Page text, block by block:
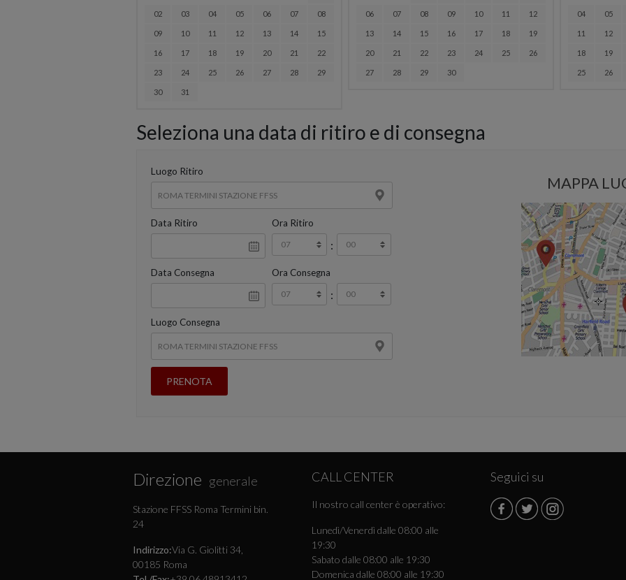
02 03 04 05 06 07 08
09 10 11 12 13 14 15
16 17 18 19 20 21 22
23 24 25 26 27 28 29
30 31
06 07 08 09 10 11 12
13 14 15 16 17 18 19
20 21 22 23 24 25 26
27 28 29 30
04 05
11 12
18 19
25 26
Seleziona una data di ritiro e di consegna
Luogo Ritiro
Data Ritiro Ora Ritiro
:
Data Consegna Ora Consegna
:
Luogo Consegna
MAPPA
Direzione generale
Stazione FFSS Roma Termini bin.
24
Indirizzo:Via G. Giolitti 34,
00185 Roma
CALL CENTER
Il nostro call center è operativo:
Lunedì/Venerdì dalle 08:00 alle
19:30
Sabato dalle 08:00 alle 19:30
Domenica dalle 08:00 alle 19:30
Seguici su